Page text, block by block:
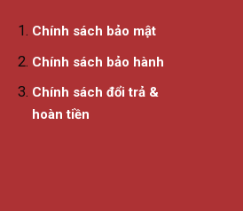
Chính sách bảo mật
Chính sách bảo hành
Chính sách đổi trả &
hoàn tiền